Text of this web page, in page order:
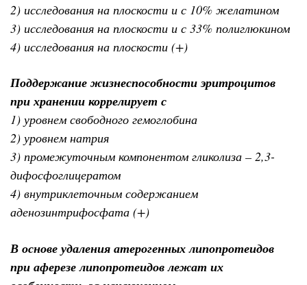
2) исследования на плоскости и с 10% желатином
3) исследования на плоскости и с 33% полиглюкином
4) исследования на плоскости (+)
Поддержание жизнеспособности эритроцитов
при хранении коррелирует с
1) уровнем свободного гемоглобина
2) уровнем натрия
3) промежуточным компонентом гликолиза – 2,3-
дифосфоглицератом
4) внутриклеточным содержанием
аденозинтрифосфата (+)
В основе удаления атерогенных липопротеидов
при аферезе липопротеидов лежат их